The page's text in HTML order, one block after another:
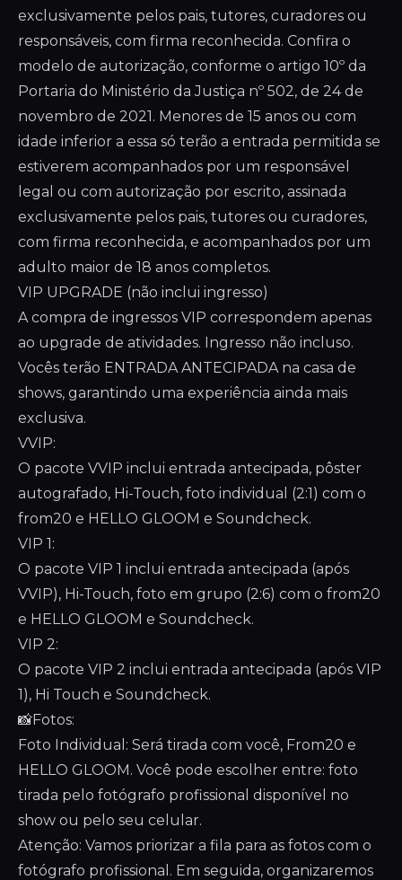
exclusivamente pelos pais, tutores, curadores ou
responsáveis, com firma reconhecida. Confira o
modelo de autorização, conforme o artigo 10º da
Portaria do Ministério da Justiça nº 502, de 24 de
novembro de 2021. Menores de 15 anos ou com
idade inferior a essa só terão a entrada permitida se
estiverem acompanhados por um responsável
legal ou com autorização por escrito, assinada
exclusivamente pelos pais, tutores ou curadores,
com firma reconhecida, e acompanhados por um
adulto maior de 18 anos completos.
VIP UPGRADE (não inclui ingresso)
A compra de ingressos VIP correspondem apenas
ao upgrade de atividades. Ingresso não incluso.
Vocês terão ENTRADA ANTECIPADA na casa de
shows, garantindo uma experiência ainda mais
exclusiva.
VVIP:
O pacote VVIP inclui entrada antecipada, pôster
autografado, Hi-Touch, foto individual (2:1) com o
from20 e HELLO GLOOM e Soundcheck.
VIP 1:
O pacote VIP 1 inclui entrada antecipada (após
VVIP), Hi-Touch, foto em grupo (2:6) com o from20
e HELLO GLOOM e Soundcheck.
VIP 2:
O pacote VIP 2 inclui entrada antecipada (após VIP
1), Hi Touch e Soundcheck.
📸Fotos:
Foto Individual: Será tirada com você, From20 e
HELLO GLOOM. Você pode escolher entre: foto
tirada pelo fotógrafo profissional disponível no
show ou pelo seu celular.
Atenção: Vamos priorizar a fila para as fotos com o
fotógrafo profissional. Em seguida, organizaremos